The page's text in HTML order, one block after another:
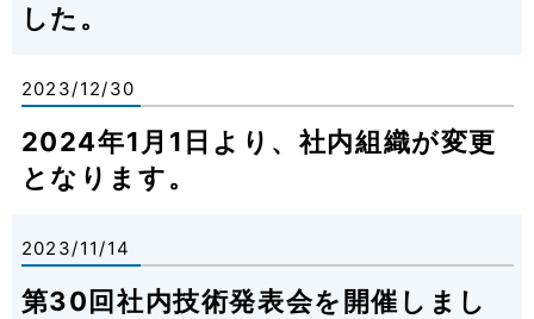
した。
2023/12/30
2024年1月1日より、社内組織が変更
となります。
2023/11/14
第30回社内技術発表会を開催しまし